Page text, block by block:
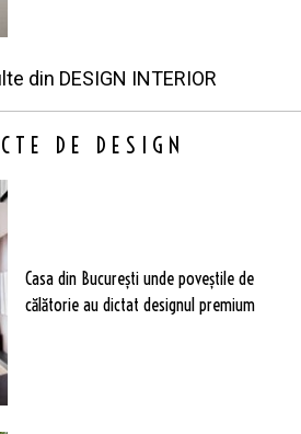
din DESIGN INTERIOR
DE DESIGN
Casa din București unde poveștile de
călătorie au dictat designul premium